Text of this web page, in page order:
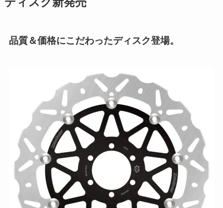
品質＆価格にこだわったディスク登場。